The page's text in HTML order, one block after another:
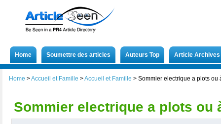
Home Soumettre des articles Auteurs Top Article Archives
Home >Accueil et Famille >Accueil et Famille > Sommier electrique a plots ou
Sommier electrique a plots ou